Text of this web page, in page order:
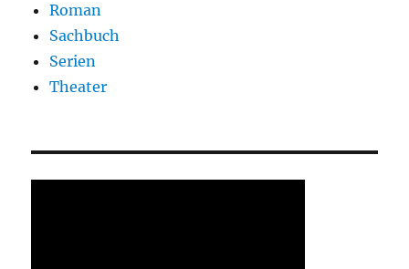
Roman
Sachbuch
Serien
Theater